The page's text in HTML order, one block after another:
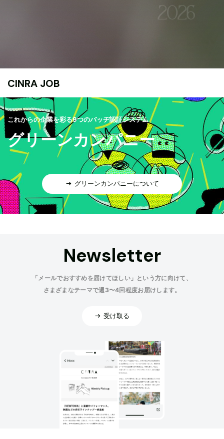
CINRA JOB
これからの企業を彩る9つのバッヂ認証システム
グリーンカンパニー
グリーンカンパニーについて
Newsletter
「メールでおすすめを届けてほしい」という方に向けて、
さまざまなテーマで週3〜4回程度お届けします。
受け取る